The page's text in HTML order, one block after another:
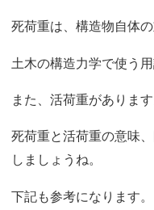
死荷重は、構造物自体
土木の構造力学で使う用
また、活荷重があります
死荷重と活荷重の意味
しましょうね。
下記も参考になります。